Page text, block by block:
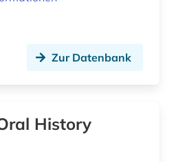
Zur Datenbank
History